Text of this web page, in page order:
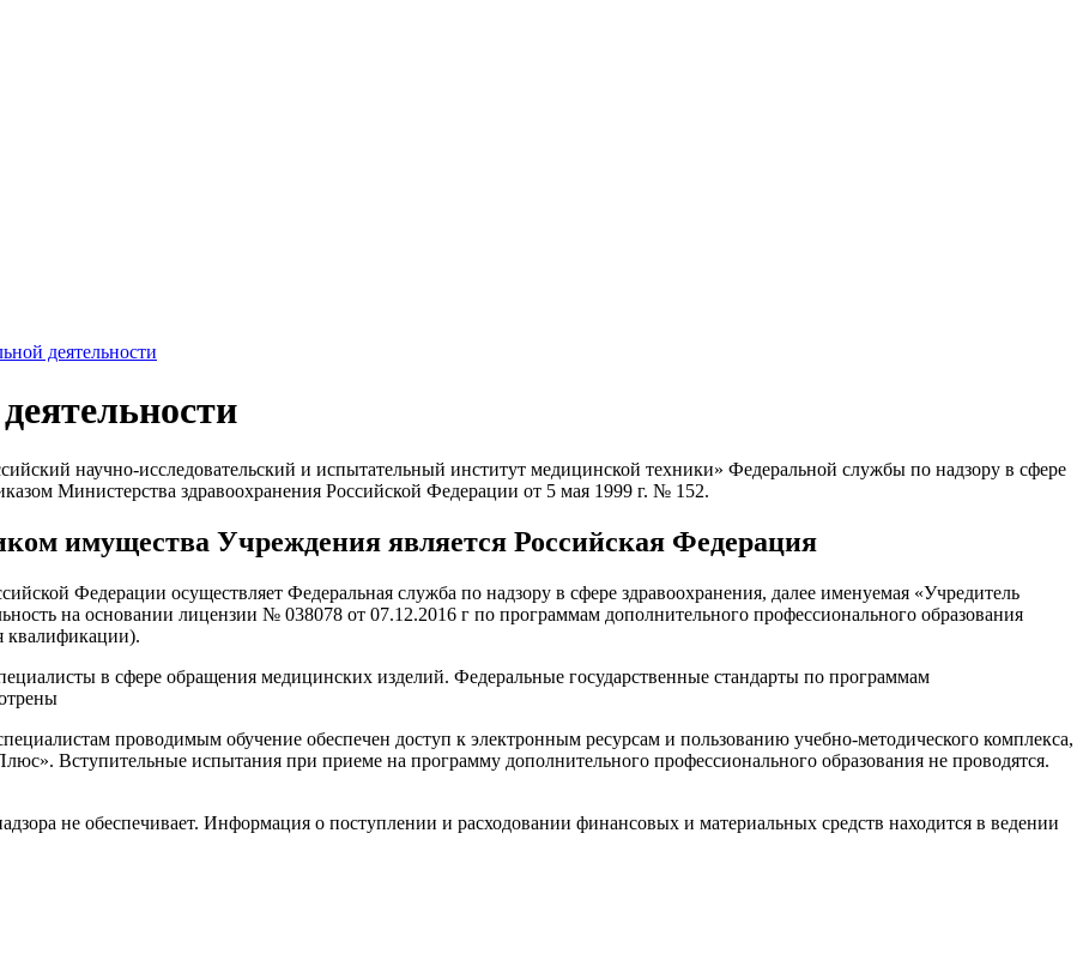
деятельности
научно-исследовательский и испытательный институт медицинской техники» Федеральной службы по надзору в сфере
Министерства здравоохранения Российской Федерации от 5 мая 1999 г. № 152.
имущества Учреждения является Российская Федерация
Федерации осуществляет Федеральная служба по надзору в сфере здравоохранения, далее именуемая «Учредитель
на основании лицензии № 038078 от 07.12.2016 г по программам дополнительного профессионального образования
квалификации).
в сфере обращения медицинских изделий. Федеральные государственные стандарты по программам
проводимым обучение обеспечен доступ к электронным ресурсам и пользованию учебно-методического комплекса,
Вступительные испытания при приеме на программу дополнительного профессионального образования не проводятся.
не обеспечивает. Информация о поступлении и расходовании финансовых и материальных средств находится в ведении